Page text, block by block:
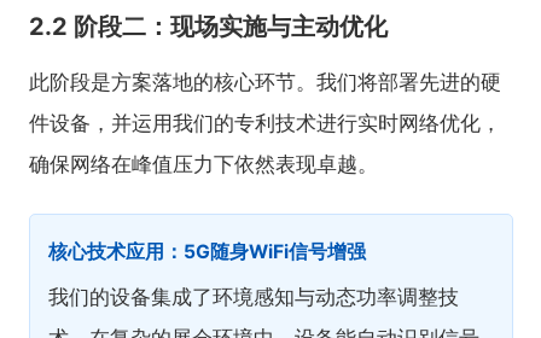
2.2 阶段二：现场实施与主动优化
此阶段是方案落地的核心环节。我们将部署先进的硬
件设备，并运用我们的专利技术进行实时网络优化，
确保网络在峰值压力下依然表现卓越。
核心技术应用：5G随身WiFi信号增强
我们的设备集成了环境感知与动态功率调整技